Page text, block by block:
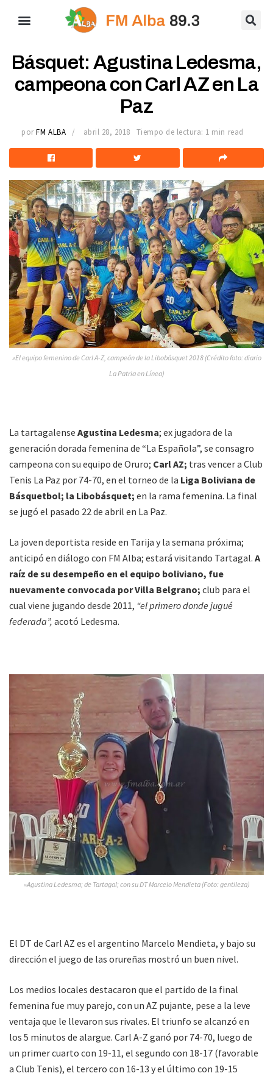
Básquet: Agustina Ledesma,
campeona con Carl AZ en La
Paz
por FM ALBA abril 28, 2018 Tiempo de lectura: 1 min read
»El equipo femenino de Carl A-Z, campeón de la Libobásquet 2018 (Crédito foto: diario
La Patria en Línea)
La tartagalense Agustina Ledesma; ex jugadora de la
generación dorada femenina de “La Española”, se consagro
campeona con su equipo de Oruro; Carl AZ; tras vencer a Club
Tenis La Paz por 74-70, en el torneo de la Liga Boliviana de
Básquetbol; la Libobásquet; en la rama femenina. La final
se jugó el pasado 22 de abril en La Paz.
La joven deportista reside en Tarija y la semana próxima;
anticipó en diálogo con FM Alba; estará visitando Tartagal. A
raíz de su desempeño en el equipo boliviano, fue
nuevamente convocada por Villa Belgrano; club para el
cual viene jugando desde 2011, “el primero donde jugué
federada”, acotó Ledesma.
»Agustina Ledesma; de Tartagal; con su DT Marcelo Mendieta (Foto: gentileza)
El DT de Carl AZ es el argentino Marcelo Mendieta, y bajo su
dirección el juego de las orureñas mostró un buen nivel.
Los medios locales destacaron que el partido de la final
femenina fue muy parejo, con un AZ pujante, pese a la leve
ventaja que le llevaron sus rivales. El triunfo se alcanzó en
los 5 minutos de alargue. Carl A-Z ganó por 74-70, luego de
un primer cuarto con 19-11, el segundo con 18-17 (favorable
a Club Tenis), el tercero con 16-13 y el último con 19-15